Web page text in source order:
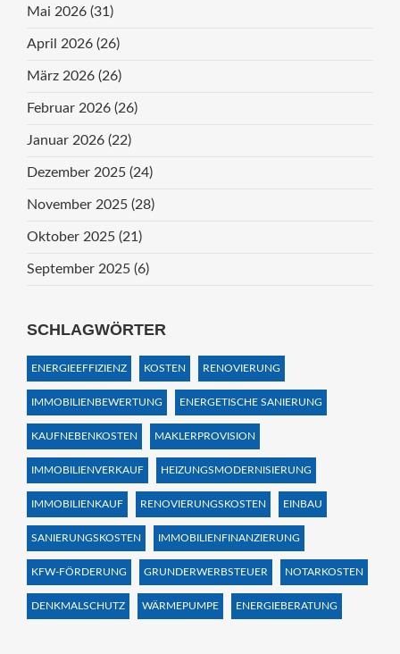
Mai 2026 (31)
April 2026 (26)
März 2026 (26)
Februar 2026 (26)
Januar 2026 (22)
Dezember 2025 (24)
November 2025 (28)
Oktober 2025 (21)
September 2025 (6)
SCHLAGWÖRTER
ENERGIEEFFIZIENZ KOSTEN RENOVIERUNG
IMMOBILIENBEWERTUNG ENERGETISCHE SANIERUNG
KAUFNEBENKOSTEN MAKLERPROVISION
IMMOBILIENVERKAUF HEIZUNGSMODERNISIERUNG
IMMOBILIENKAUF RENOVIERUNGSKOSTEN EINBAU
SANIERUNGSKOSTEN IMMOBILIENFINANZIERUNG
KFW-FÖRDERUNG GRUNDERWERBSTEUER NOTARKOSTEN
DENKMALSCHUTZ WÄRMEPUMPE ENERGIEBERATUNG